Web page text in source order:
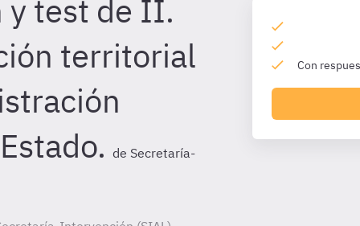
test de II.
territorial
de Secretaría-
Con